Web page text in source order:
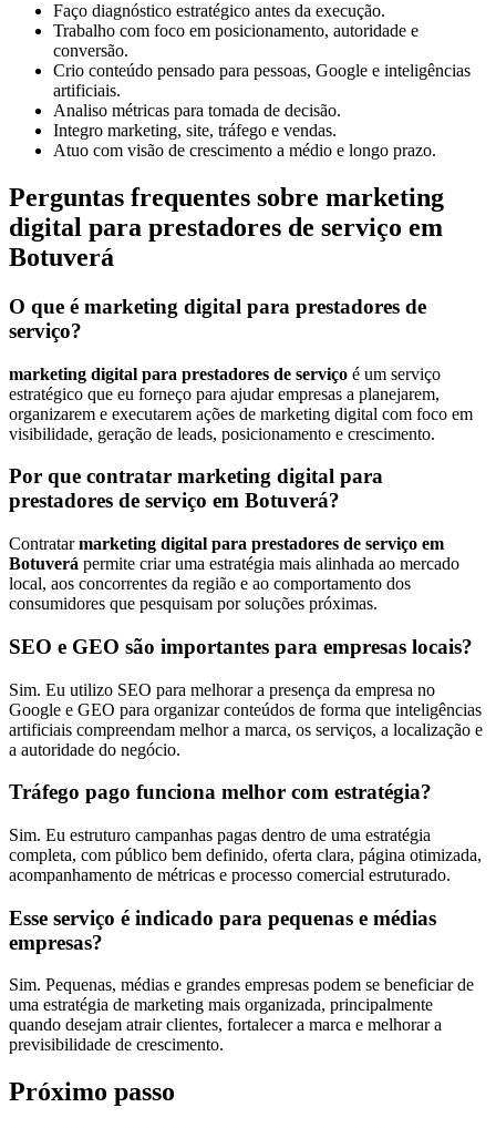
Faço diagnóstico estratégico antes da execução.
Trabalho com foco em posicionamento, autoridade e
conversão.
Crio conteúdo pensado para pessoas, Google e inteligências
artificiais.
Analiso métricas para tomada de decisão.
Integro marketing, site, tráfego e vendas.
Atuo com visão de crescimento a médio e longo prazo.
Perguntas frequentes sobre marketing
digital para prestadores de serviço em
Botuverá
O que é marketing digital para prestadores de
serviço?
marketing digital para prestadores de serviço é um serviço
estratégico que eu forneço para ajudar empresas a planejarem,
organizarem e executarem ações de marketing digital com foco em
visibilidade, geração de leads, posicionamento e crescimento.
Por que contratar marketing digital para
prestadores de serviço em Botuverá?
Contratarmarketing digital para prestadores de serviço em
Botuverá permite criar uma estratégia mais alinhada ao mercado
local, aos concorrentes da região e ao comportamento dos
consumidores que pesquisam por soluções próximas.
SEO e GEO são importantes para empresas locais?
Sim. Eu utilizo SEO para melhorar a presença da empresa no
Google e GEO para organizar conteúdos de forma que inteligências
artificiais compreendam melhor a marca, os serviços, a localização e
a autoridade do negócio.
Tráfego pago funciona melhor com estratégia?
Sim. Eu estruturo campanhas pagas dentro de uma estratégia
completa, com público bem definido, oferta clara, página otimizada,
acompanhamento de métricas e processo comercial estruturado.
Esse serviço é indicado para pequenas e médias
empresas?
Sim. Pequenas, médias e grandes empresas podem se beneficiar de
uma estratégia de marketing mais organizada, principalmente
quando desejam atrair clientes, fortalecer a marca e melhorar a
previsibilidade de crescimento.
Próximo passo